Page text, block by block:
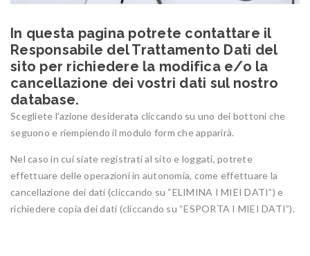
In questa pagina potrete contattare il
Responsabile del Trattamento Dati del
sito per richiedere la modifica e/o la
cancellazione dei vostri dati sul nostro
database.
Scegliete l’azione desiderata cliccando su uno dei bottoni che
seguono e riempiendo il modulo form che apparirà.
Nel caso in cui siate registrati al sito e loggati, potrete
effettuare delle operazioni in autonomia, come effettuare la
cancellazione dei dati (cliccando su “ELIMINA I MIEI DATI”) e
richiedere copia dei dati (cliccando su “ESPORTA I MIEI DATI”).